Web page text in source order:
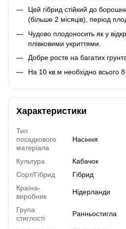
Цей гібрид стійкий до
(більше 2 місяців), період
Чудово плодоносить як у
плівковими укриттями.
Добре росте на багатих
На 10 кв.м необхідно всього
Характеристики
Тип
посадкового
матеріала
Насіння
Культура
Кабачок
Сорт/Гібрид
Гібрид
Країна-
виробник
Нідерланди
Група
стиглості
Ранньостигла